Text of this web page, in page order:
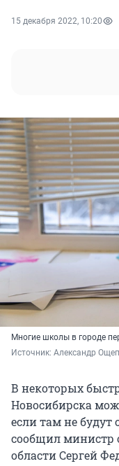
15 декабря 2022, 10:20
Многие школы в городе
Источник: Александр
В некоторых
Новосибирска
если там не
сообщил министр
области Сергей